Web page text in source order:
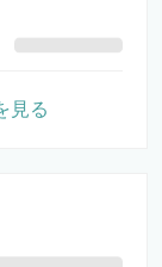
見る